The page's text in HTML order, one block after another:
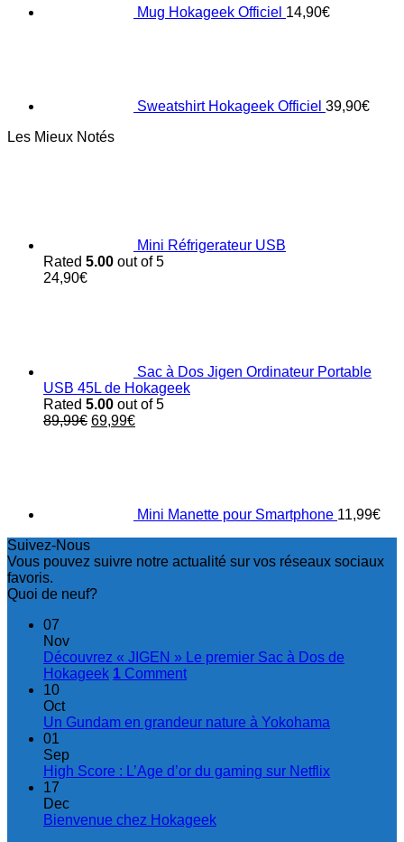
Mug Hokageek Officiel 14,90€
Sweatshirt Hokageek Officiel 39,90€
Les Mieux Notés
Mini Réfrigerateur USB
Rated 5.00 out of 5
24,90€
Sac à Dos Jigen Ordinateur Portable
USB 45L de Hokageek
Rated 5.00 out of 5
89,99€ Original
69,99€Current
Mini Manette pour Smartphone 11,99€
Suivez-Nous
Vous pouvez suivre notre actualité sur vos réseaux sociaux
favoris.
Quoi de neuf?
07
Nov
Découvrez « JIGEN » Le premier Sac à Dos de
Hokageek 1 Comment
10
Oct
Un Gundam en grandeur nature à Yokohama
01
Sep
High Score : L’Age d’or du gaming sur Netflix
17
Dec
Bienvenue chez Hokageek